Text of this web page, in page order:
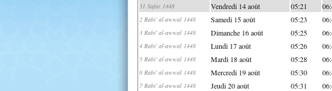
31 Safar 1448 Vendredi 14 août 05:21
2 Rabi' al-awwal 1448 Samedi 15 août 05:23
3 Rabi' al-awwal 1448 Dimanche 16 août 05:25
4 Rabi' al-awwal 1448 Lundi 17 août 05:26
5 Rabi' al-awwal 1448 Mardi 18 août 05:28
6 Rabi' al-awwal 1448 Mercredi 19 août 05:30
7 Rabi' al-awwal 1448 Jeudi 20 août 05:31